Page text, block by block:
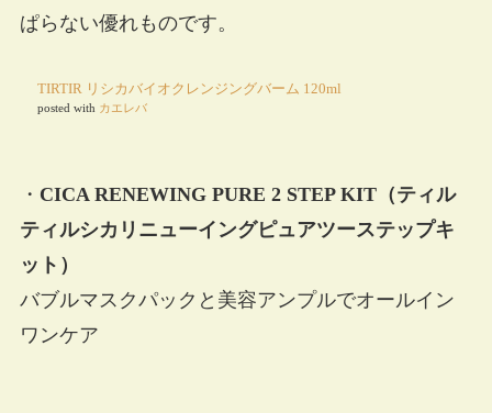
ぱらない優れものです。
TIRTIR リシカバイオクレンジングバーム 120ml
posted with カエレバ
・ CICA RENEWING PURE 2 STEP KIT（ティル
ティルシカリニューイングピュアツーステップキ
ット）
バブルマスクパックと美容アンプルでオールイン
ワンケア